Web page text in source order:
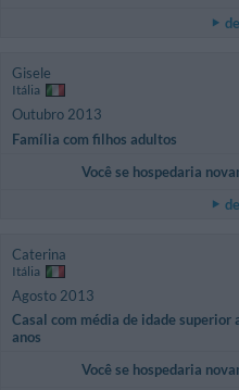
Gisele
Itália
Outubro 2013
Família com filhos adultos
Você se hospedaria
Caterina
Itália
Agosto 2013
Casal com média de idade superior
anos
Você se hospedaria